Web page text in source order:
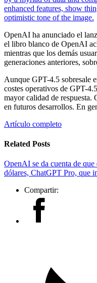
OpenAI ha anunciado el
el libro blanco de OpenAI
mientras que los demás
generaciones anteriores,
Aunque GPT-4.5 sobresale
costes operativos de GPT-
mayor calidad de respuesta.
en futuros desarrollos. En
Artículo completo
Related Posts
OpenAI se da cuenta de
dólares, ChatGPT Pro, que
Compartir: